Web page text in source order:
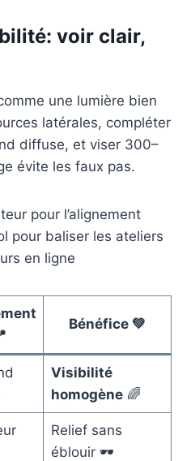
voir clair,
une lumière bien
latérales, compléter
diffuse, et viser 300–
évite les faux pas.
pour l’alignement
pour baliser les ateliers
en ligne
Bénéfice 💚
Visibilité
homogène🌈
Relief sans
éblouir 🕶️